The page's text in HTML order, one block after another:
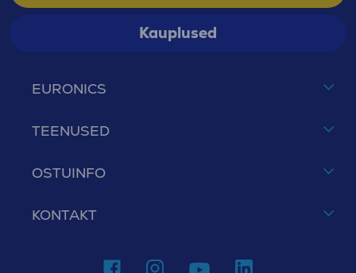
EURONICS
TEENUSED
OSTUINFO
KONTAKT
Kauplused